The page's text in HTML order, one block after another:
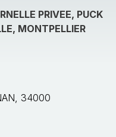
PRIVEE, PUCK
MONTPELLIER
34000